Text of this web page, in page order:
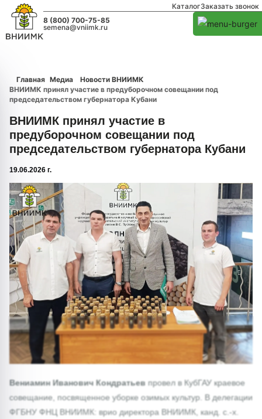
КаталогЗаказать звонок
8 (800) 700-75-85
semena@vniimk.ru
Главная Медиа
Новости ВНИИМК
ВНИИМК принял участие в предуборочном совещании под
председательством губернатора Кубани
ВНИИМК принял участие в
предуборочном совещании под
председательством губернатора Кубани
19.06.2026 г.
1/0
Вениамин Иванович Кондратьев провел в КубГАУ краевое
совещание, посвященное уборке озимых культур. В делегации
ФГБНУ ФНЦ ВНИИМК: врио директора ВНИИМК, канд. с.-х.